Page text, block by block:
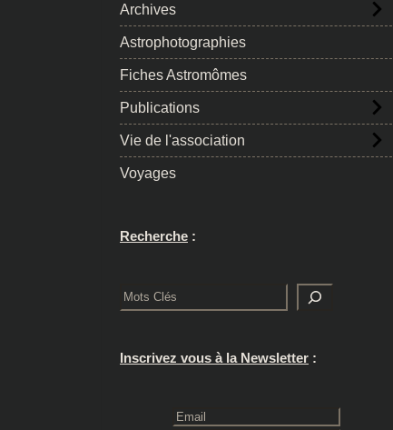
Archives
Astrophotographies
Fiches Astromômes
Publications
Vie de l'association
Voyages
Recherche :
Rechercher
Inscrivez vous à la Newsletter :